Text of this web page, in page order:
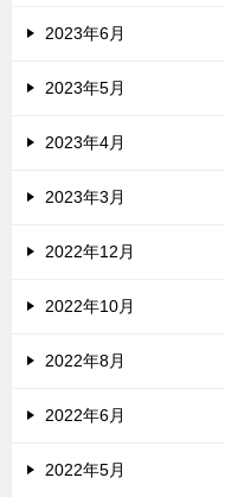
2023年6月
2023年5月
2023年4月
2023年3月
2022年12月
2022年10月
2022年8月
2022年6月
2022年5月